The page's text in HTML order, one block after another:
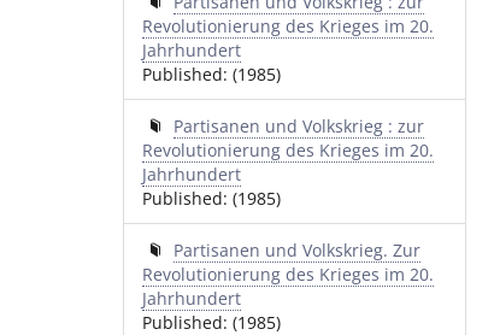
Revolutionierung des Krieges im 20.
Jahrhundert
Published: (1985)
Partisanen und Volkskrieg : zur
Revolutionierung des Krieges im 20.
Jahrhundert
Published: (1985)
Partisanen und Volkskrieg. Zur
Revolutionierung des Krieges im 20.
Jahrhundert
Published: (1985)